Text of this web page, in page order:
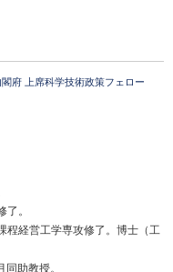
府 上席科学技術政策フェロー
。
程経営工学専攻修了。博士（工
助教授。